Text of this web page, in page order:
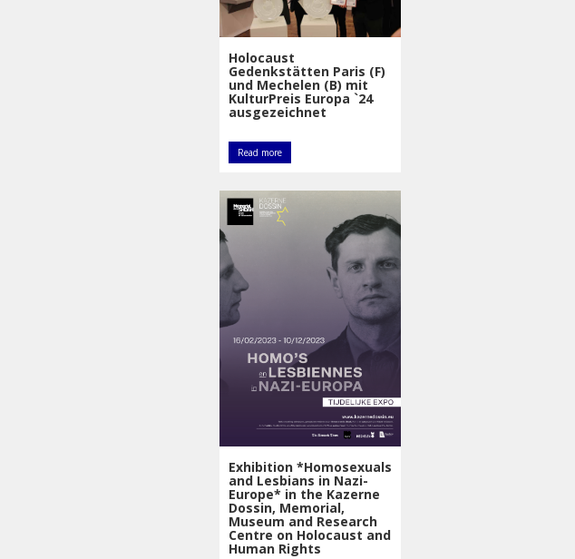
Holocaust
Gedenkstätten Paris (F)
und Mechelen (B) mit
KulturPreis Europa `24
ausgezeichnet
Read more
Exhibition *Homosexuals
and Lesbians in Nazi-
Europe* in the Kazerne
Dossin, Memorial,
Museum and Research
Centre on Holocaust and
Human Rights